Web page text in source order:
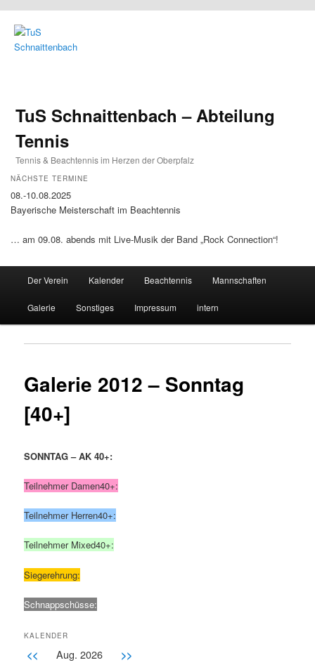
TuS Schnaittenbach – Abteilung
Tennis
Tennis & Beachtennis im Herzen der Oberpfalz
NÄCHSTE TERMINE
08.-10.08.2025
Bayerische Meisterschaft im Beachtennis
… am 09.08. abends mit Live-Musik der Band „Rock Connection“!
Skip to primary content
Skip to secondary content
Der Verein Kalender Beachtennis Mannschaften
Galerie Sonstiges Impressum intern
Galerie 2012 – Sonntag
[40+]
SONNTAG – AK 40+:
Teilnehmer Damen40+:
Teilnehmer Herren40+:
Teilnehmer Mixed40+:
Siegerehrung:
Schnappschüsse:
KALENDER
<< Aug. 2026 >>